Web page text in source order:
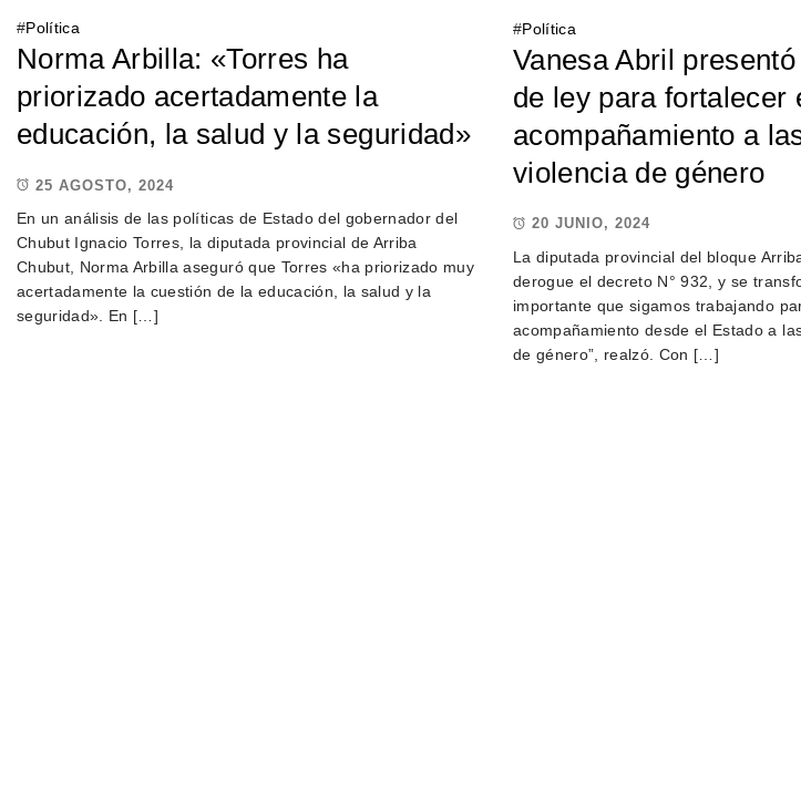
#Política
Norma Arbilla: «Torres ha
priorizado acertadamente la
educación, la salud y la seguridad»
25 AGOSTO, 2024
En un análisis de las políticas de Estado del gobernador del
Chubut Ignacio Torres, la diputada provincial de Arriba
Chubut, Norma Arbilla aseguró que Torres «ha priorizado muy
acertadamente la cuestión de la educación, la salud y la
seguridad». En […]
#Política
Vanesa Abril
de ley para fortalecer
acompañamiento a
violencia de género
20 JUNIO, 2024
La diputada provincial del bloque
derogue el decreto N° 932, y se
importante que sigamos trabajando
acompañamiento desde el Estado a
de género”, realzó. Con […]